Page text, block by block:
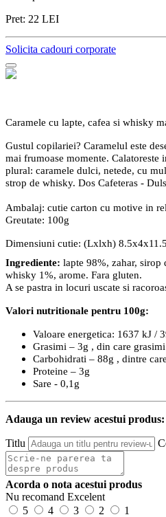
Pret: 22 LEI
Solicita cadouri corporate
Caramele cu lapte, cafea si whisky
Gustul copilariei? Caramelul este
mai frumoase momente. Calatoreste
plural: caramele dulci, netede, cu
strop de whisky. Dos Cafeteras -
Ambalaj: cutie carton cu motive in
Greutate: 100g
Dimensiuni cutie: (Lxlxh)
Ingrediente: lapte 98%, zahar, sirop
whisky 1%, arome. Fara gluten.
A se pastra in locuri uscate si
Valori nutritionale pentru 100g:
Valoare energetica: 1637 kJ /
Grasimi – 3g , din care
Carbohidrati – 88g , dintre
Proteine – 3g
Sare - 0,1g
Adauga un review acestui produs:
Titlu
Acorda o nota acestui produs
Nu recomand Excelent
5
4 3 2 1